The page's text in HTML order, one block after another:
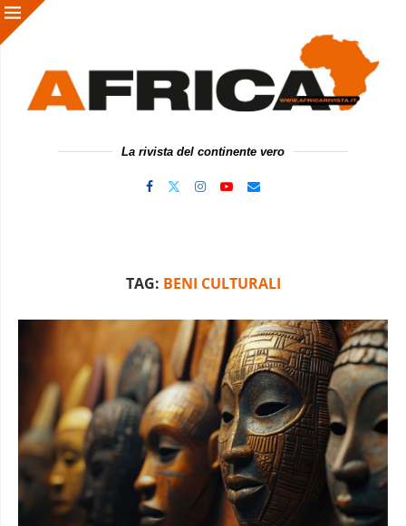
La rivista del continente vero
TAG: BENI CULTURALI